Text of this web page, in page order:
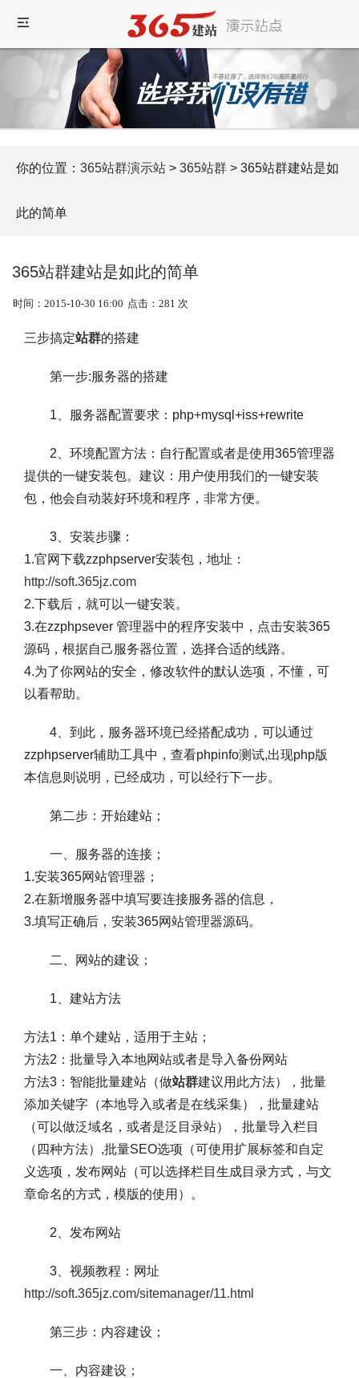
你的位置： 365站群演示站 > 365站群 > 365站群建站是如
此的简单
365站群建站是如此的简单
时间：2015-10-30 16:00 点击：281 次
三步搞定站群的搭建
第一步:服务器的搭建
1、服务器配置要求：php+mysql+iss+rewrite
2、环境配置方法：自行配置或者是使用365管理器
提供的一键安装包。建议：用户使用我们的一键安装
包，他会自动装好环境和程序，非常方便。
3、安装步骤：
1.官网下载zzphpserver安装包，地址：
http://soft.365jz.com
2.下载后，就可以一键安装。
3.在zzphpsever 管理器中的程序安装中，点击安装365
源码，根据自己服务器位置，选择合适的线路。
4.为了你网站的安全，修改软件的默认选项，不懂，可
以看帮助。
4、到此，服务器环境已经搭配成功，可以通过
zzphpserver辅助工具中，查看phpinfo测试,出现php版
本信息则说明，已经成功，可以经行下一步。
第二步：开始建站；
一、服务器的连接；
1.安装365网站管理器；
2.在新增服务器中填写要连接服务器的信息，
3.填写正确后，安装365网站管理器源码。
二、网站的建设；
1、建站方法
方法1：单个建站，适用于主站；
方法2：批量导入本地网站或者是导入备份网站
方法3：智能批量建站（做站群建议用此方法），批量
添加关键字（本地导入或者是在线采集），批量建站
（可以做泛域名，或者是泛目录站），批量导入栏目
（四种方法）,批量SEO选项（可使用扩展标签和自定
义选项，发布网站（可以选择栏目生成目录方式，与文
章命名的方式，模版的使用）。
2、发布网站
3、视频教程：网址
http://soft.365jz.com/sitemanager/11.html
第三步：内容建设；
一、内容建设；